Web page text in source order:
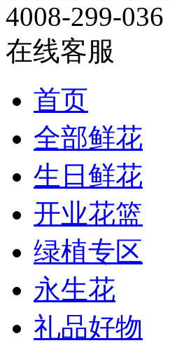
4008-299-036
在线客服
首页
全部鲜花
生日鲜花
开业花篮
绿植专区
永生花
礼品好物